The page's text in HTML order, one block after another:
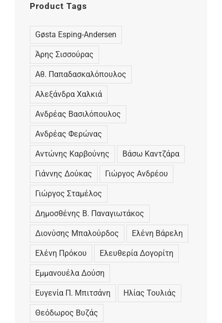
Product Tags
Gøsta Esping-Andersen
Άρης Σισσούρας
Αθ. Παπαδασκαλόπουλος
Αλεξάνδρα Χαλκιά
Ανδρέας Βασιλόπουλος
Ανδρέας Φερώνας
Αντώνης Καρβούνης Βάσω Καντζάρα
Γιάννης Δούκας Γιώργος Ανδρέου
Γιώργος Σταμέλος
Δημοσθένης Β. Παναγιωτάκος
Διονύσης Μπαλούρδος Ελένη Βάρελη
Ελένη Πρόκου Ελευθερία Δογορίτη
Εμμανουέλα Δούση
Ευγενία Π. Μπιτσάνη Ηλίας Τουλιάς
Θεόδωρος Βυζάς